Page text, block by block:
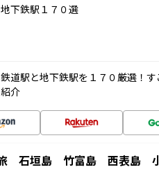
下鉄駅１７０選
道駅と地下鉄駅を１７０厳選！
介
石垣島 竹富島 西表島